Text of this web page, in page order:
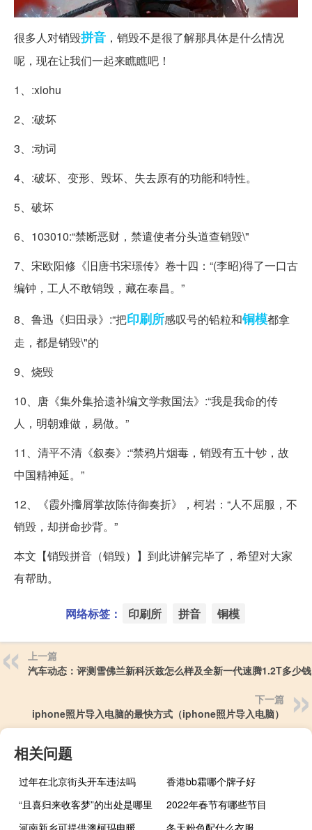
很多人对销毁拼音 ，销毁不是很了解那具体是什么情况
呢，现在让我们一起来瞧瞧吧！
1、:xiohu
2、:破坏
3、:动词
4、:破坏、变形、毁坏、失去原有的功能和特性。
5、破坏
6、103010:“禁断恶财，禁遣使者分头道查销毁\"
7、宋欧阳修《旧唐书宋璟传》卷十四：“(李昭)得了一口古
编钟，工人不敢销毁，藏在泰昌。”
8、鲁迅《归田录》:“把印刷所感叹号的铅粒和铜模都拿
走，都是销毁\"的
9、烧毁
10、唐《集外集拾遗补编文学救国法》:“我是我命的传
人，明朝难做，易做。”
11、清平不清《叙奏》:“禁鸦片烟毒，销毁有五十钞，故
中国精神延。”
12、《霞外攟屑掌故陈侍御奏折》，柯岩：“人不屈服，不
销毁，却拼命抄背。”
本文【销毁拼音（销毁）】到此讲解完毕了，希望对大家
有帮助。
网络标签： 印刷所 拼音 铜模
上一篇
汽车动态：评测雪佛兰新科沃兹怎么样及全新一代速腾1.2T多少钱
下一篇
iphone照片导入电脑的最快方式（iphone照片导入电脑）
相关问题
过年在北京街头开车违法吗
香港bb霜哪个牌子好
“且喜归来收客梦”的出处是哪里
2022年春节有哪些节目